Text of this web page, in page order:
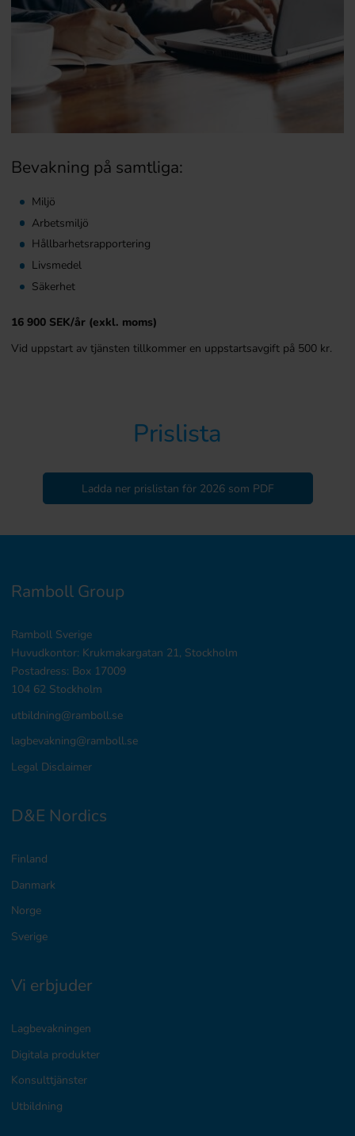
Bevakning på samtliga:
Miljö
Arbetsmiljö
Hållbarhetsrapportering
Livsmedel
Säkerhet
16 900 SEK/år (exkl. moms)
Vid uppstart av tjänsten tillkommer en uppstartsavgift på 500 kr.
Prislista
Ladda ner prislistan för 2026 som PDF
Ramboll Group
Ramboll Sverige
Huvudkontor: Krukmakargatan 21, Stockholm
Postadress: Box 17009
104 62 Stockholm
utbildning@ramboll.se
lagbevakning@ramboll.se
Legal Disclaimer
D&E Nordics
Finland
Danmark
Norge
Sverige
Vi erbjuder
Lagbevakningen
Digitala produkter
Konsulttjänster
Utbildning